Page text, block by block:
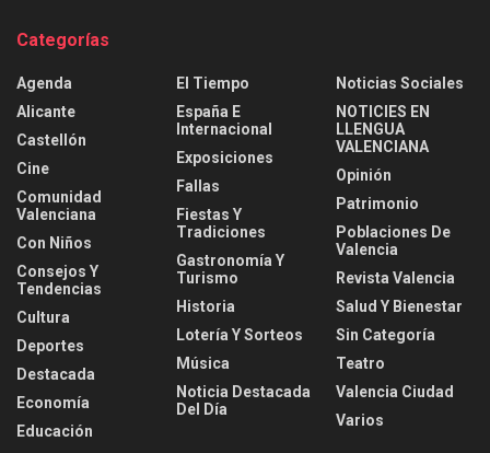
Categorías
Agenda
Alicante
Castellón
Cine
Comunidad
Valenciana
Con Niños
Consejos Y
Tendencias
Cultura
Deportes
Destacada
Economía
Educación
El Tiempo
España E
Internacional
Exposiciones
Fallas
Fiestas Y
Tradiciones
Gastronomía Y
Turismo
Historia
Lotería Y Sorteos
Música
Noticia Destacada
Del Día
Noticias Sociales
NOTICIES EN
LLENGUA
VALENCIANA
Opinión
Patrimonio
Poblaciones De
Valencia
Revista Valencia
Salud Y Bienestar
Sin Categoría
Teatro
Valencia Ciudad
Varios